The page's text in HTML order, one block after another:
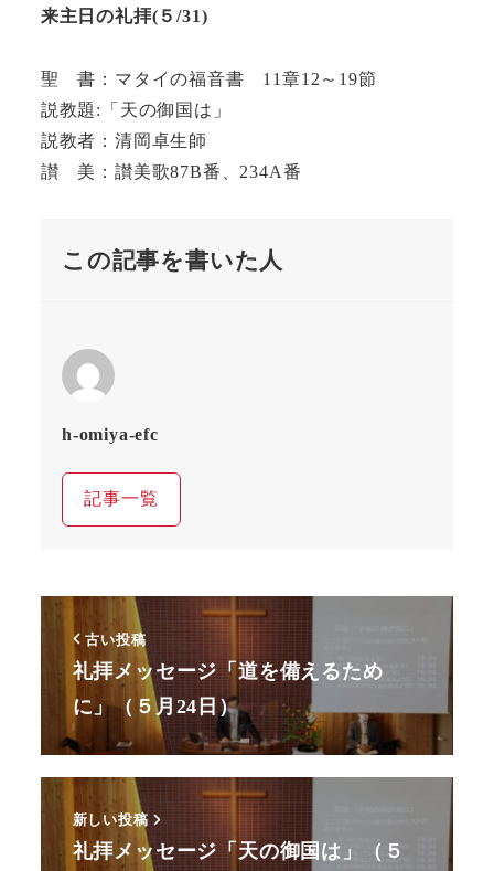
来主日の礼拝( ５/31)
聖 書：マタイの福音書 11章12～19節
説教題:「天の御国は」
説教者：清岡卓生師
讃 美：讃美歌87B番、234A番
この記事を書いた人
h-omiya-efc
記事一覧
古い投稿
礼拝メッセージ「道を備えるため
に」（５月24日）
新しい投稿
礼拝メッセージ「天の御国は」（５